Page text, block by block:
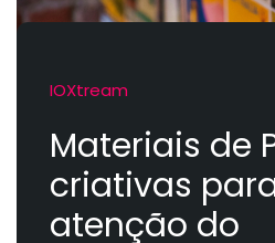
IOXtream
Materiais de
criativas
atenção do